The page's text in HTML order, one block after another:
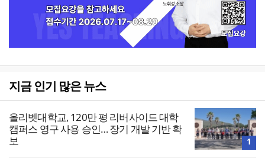
지금 인기 많은 뉴스
올리벳대학교, 120만 평 리버사이드 대학
캠퍼스 영구 사용 승인… 장기 개발 기반 확
보
1